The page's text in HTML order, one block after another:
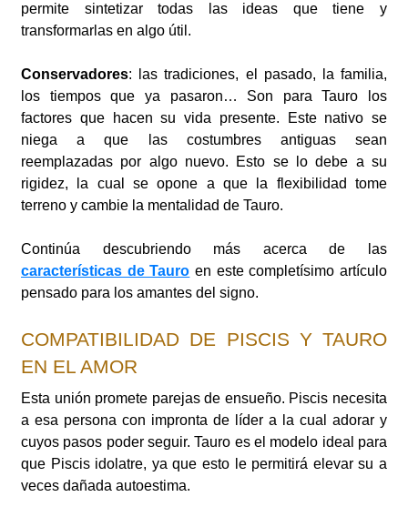
permite sintetizar todas las ideas que tiene y
transformarlas en algo útil.
Conservadores: las tradiciones, el pasado, la familia,
los tiempos que ya pasaron… Son para Tauro los
factores que hacen su vida presente. Este nativo se
niega a que las costumbres antiguas sean
reemplazadas por algo nuevo. Esto se lo debe a su
rigidez, la cual se opone a que la flexibilidad tome
terreno y cambie la mentalidad de Tauro.
Continúa descubriendo más acerca de las
características de Tauro en este completísimo artículo
pensado para los amantes del signo.
COMPATIBILIDAD DE PISCIS Y TAURO
EN EL AMOR
Esta unión promete parejas de ensueño. Piscis necesita
a esa persona con impronta de líder a la cual adorar y
cuyos pasos poder seguir. Tauro es el modelo ideal para
que Piscis idolatre, ya que esto le permitirá elevar su a
veces dañada autoestima.